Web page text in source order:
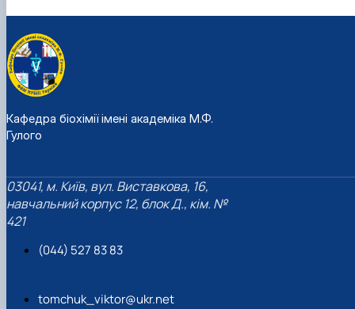
Кафедра біохімії імені академіка М.Ф.
Гулого
03041, м. Київ, вул. Виставкова, 16,
навчальний корпус 12, блок Д., кім. №
421
(044) 527 83 83
tomchuk_viktor@ukr.net